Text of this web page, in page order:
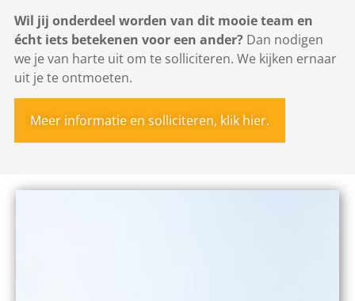
Wil jij onderdeel worden van dit mooie team en
écht iets betekenen voor een ander? Dan nodigen
we je van harte uit om te solliciteren. We kijken ernaar
uit je te ontmoeten.
Meer informatie en solliciteren, klik hier.